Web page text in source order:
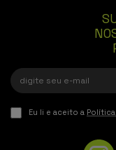
Eu li e aceito a